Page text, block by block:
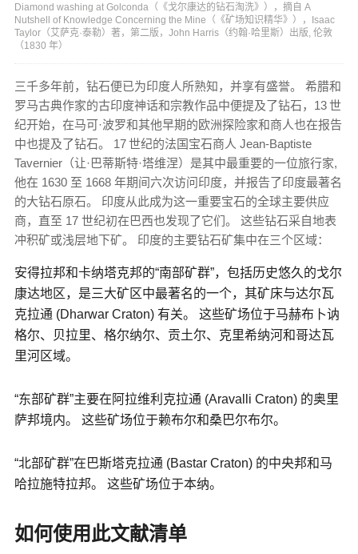
Diamond washing at Golconda（《戈尔康达的钻石淘洗》），摘自 A
Nutshell of Knowledge Concerning the Mine（《矿场知识精华》），Isaac
Taylor（艾萨克·泰勒）著，第二版，John Harris（约翰·哈里斯）出版, 伦敦
（1830 年）
三千多年前，钻石便已为印度人所熟知，并享有盛誉。 希腊和
罗马古典作家的古印度神话和宗教作品中便提及了钻石，13世
纪开始，在马可·波罗和其他早期的欧洲探险家和商人也在报告
中也提及了钻石。 17世纪的法国宝石商人 Jean-Baptiste
Tavernier（让·巴蒂斯特·塔维涅）是其中最重要的一位旅行家,
他在 1630 至 1668 年期间六次访问印度，并报告了印度最著名
的大钻石原石。 印度从此成为这一重要宝石的全球主要供应
商，直至 17 世纪初在巴西也发现了它们。 这些钻石采自地表
冲积矿或浅层地下矿。 印度的主要钻石矿集中在三个区域：
安得拉邦和卡纳塔克邦的“南部矿群”，包括历史悠久的戈尔
康达地区，是三大矿区中最著名的一个，其矿床与达尔瓦
克拉通 (Dharwar Craton) 有关。 这些矿场位于马赫布卜讷
格尔、贝拉里、格尔纳尔、贡土尔、克里希纳河和哥达瓦
里河区域。
“东部矿群”主要在阿拉维利克拉通 (Aravalli Craton) 的奥里
萨邦境内。 这些矿场位于赖布尔和桑巴尔布尔。
“北部矿群”在巴斯塔克拉通 (Bastar Craton) 的中央邦和马
哈拉施特拉邦。 这些矿场位于本纳。
如何使用此文献清单